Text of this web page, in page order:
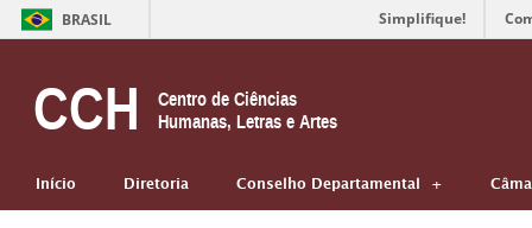
BRASIL Simplifique!
CCH
Centro de Ciências
Humanas, Letras e Artes
Início Diretoria Conselho Departamental